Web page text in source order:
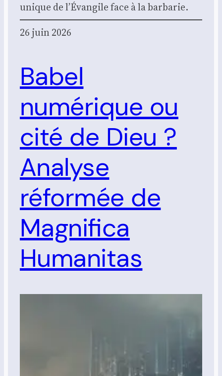
unique de l’É­van­gile face à la bar­ba­rie.
26 juin 2026
Babel
numérique ou
cité de Dieu ?
Analyse
réformée de
Magnifica
Humanitas